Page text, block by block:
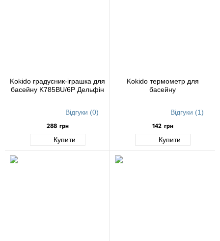
Kokido градусник-іграшка для
басейну K785BU/6P Дельфін
Відгуки (0)
288 грн
Купити
Kokido термометр для
басейну
Відгуки (1)
142 грн
Купити